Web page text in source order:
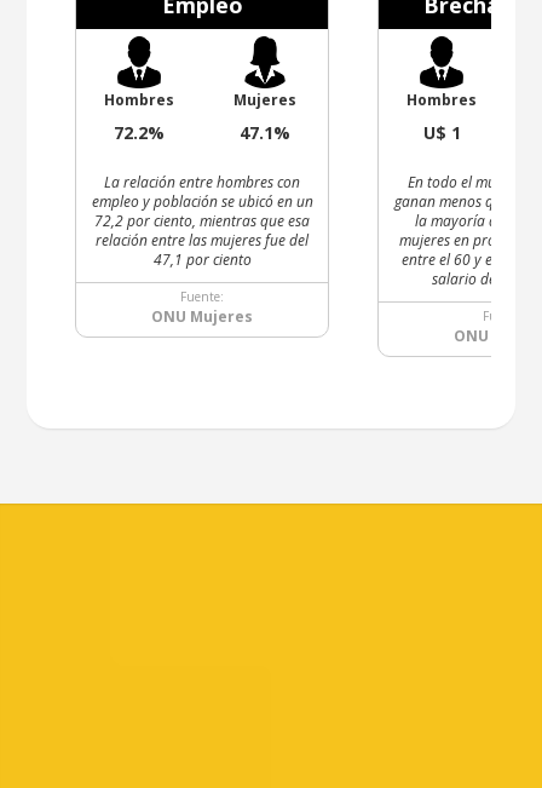
Hombres
72.2%
Mujeres
47.1%
Fuente:
ONU Mujeres
La relación entre hombres con
empleo y población se ubicó en un
72,2 por ciento, mientras que esa
relación entre las mujeres fue del
47,1 por ciento
Hombres
U$ 1
Fuente:
ONU
En todo el mundo,
ganan menos que los
la mayoría de los
mujeres en promedio
entre el 60 y el 75
salario de los